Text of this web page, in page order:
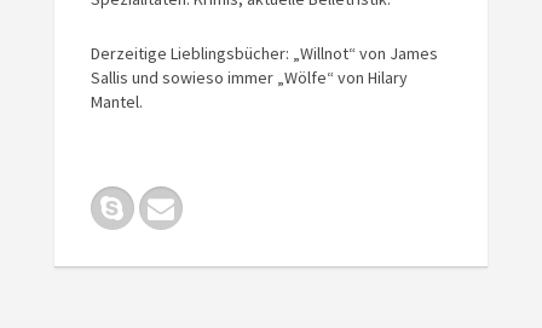
Derzeitige Lieblingsbücher: „Willnot“ von James
Sallis und sowieso immer „Wölfe“ von Hilary
Mantel.